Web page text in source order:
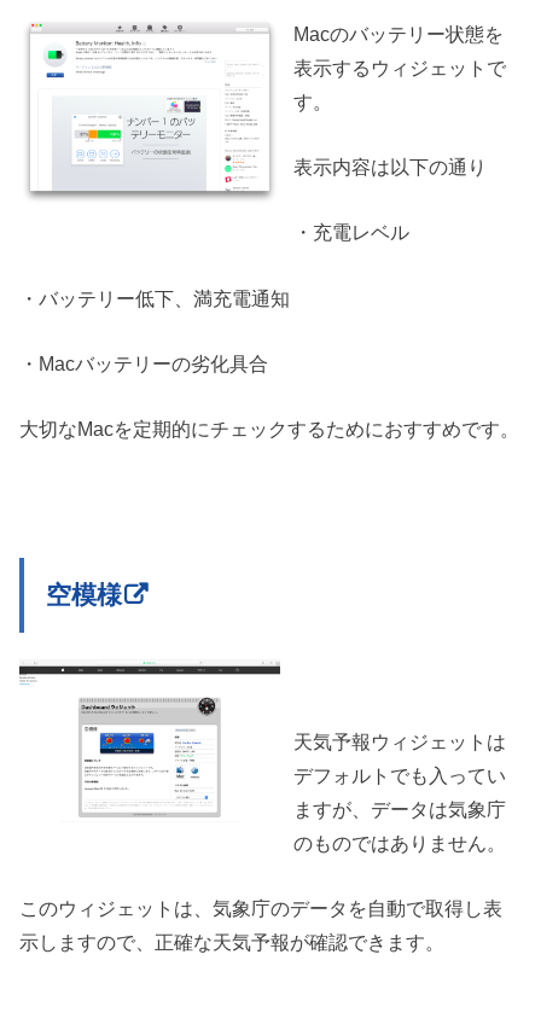
Macのバッテリー状態を
表示するウィジェットで
す。
表示内容は以下の通り
・充電レベル
・バッテリー低下、満充電通知
・Macバッテリーの劣化具合
大切なMacを定期的にチェックするためにおすすめです。
空模様
天気予報ウィジェットは
デフォルトでも入ってい
ますが、データは気象庁
のものではありません。
このウィジェットは、気象庁のデータを自動で取得し表
示しますので、正確な天気予報が確認できます。